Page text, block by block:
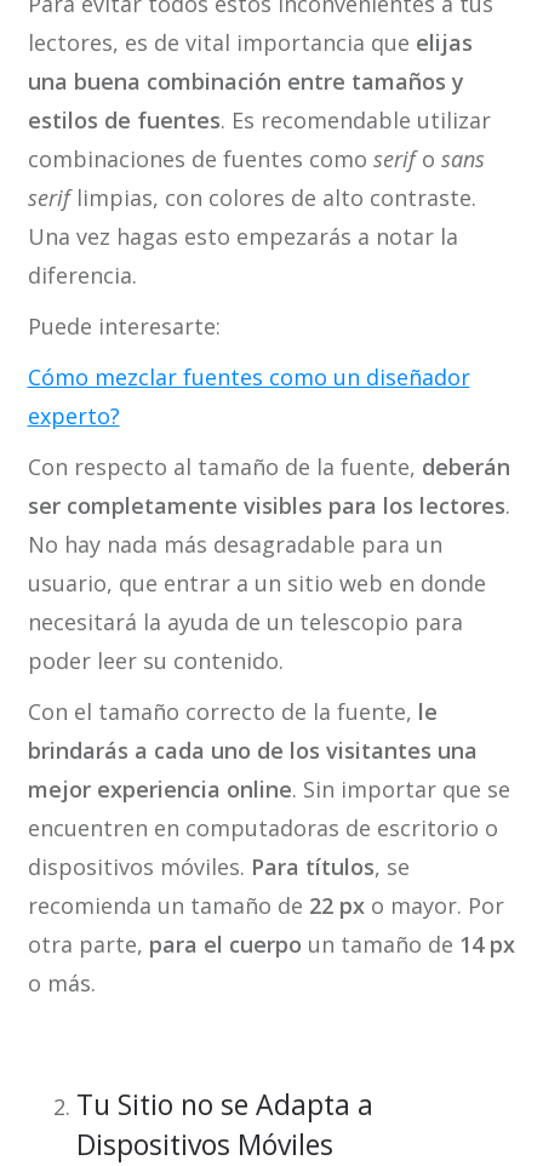
lectores, es de vital importancia que elijas
una buena combinación entre tamaños y
estilos de fuentes. Es recomendable utilizar
combinaciones de fuentes como serifo sans
serif limpias, con colores de alto contraste.
Una vez hagas esto empezarás a notar la
diferencia.
Puede interesarte:
Cómo mezclar fuentes como un diseñador
experto?
Con respecto al tamaño de la fuente, deberán
ser completamente visibles para los lectores.
No hay nada más desagradable para un
usuario, que entrar a un sitio web en donde
necesitará la ayuda de un telescopio para
poder leer su contenido.
Con el tamaño correcto de la fuente, le
brindarás a cada uno de los visitantes una
mejor experiencia online. Sin importar que se
encuentren en computadoras de escritorio o
dispositivos móviles. Para títulos, se
recomienda un tamaño de 22 pxo mayor. Por
otra parte, para el cuerpo un tamaño de 14 px
o más.
Tu Sitio no se Adapta a
Dispositivos Móviles